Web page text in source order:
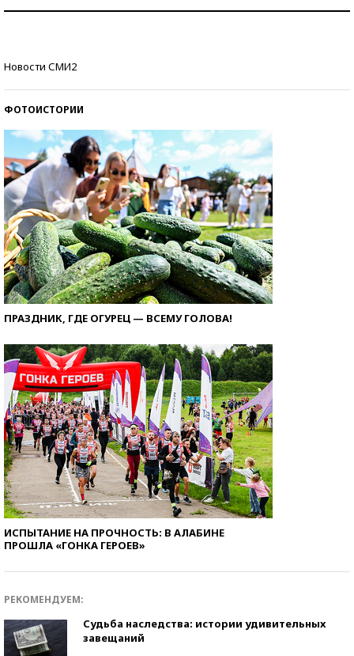
Новости СМИ2
ФОТОИСТОРИИ
ПРАЗДНИК, ГДЕ ОГУРЕЦ — ВСЕМУ ГОЛОВА!
ИСПЫТАНИЕ НА ПРОЧНОСТЬ: В АЛАБИНЕ
ПРОШЛА «ГОНКА ГЕРОЕВ»
РЕКОМЕНДУЕМ:
Судьба наследства: истории удивительных
завещаний